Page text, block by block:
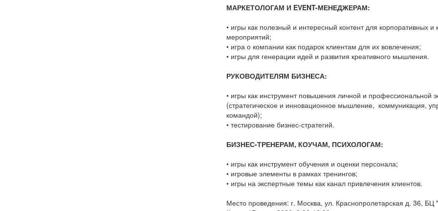
МАРКЕТОЛОГАМ И EVENT-МЕНЕДЖЕРАМ:
• игры как полезный и интересный контент для корпоративных и
мероприятий;
• игра о компании как подарок клиентам для их вовлечения;
• игры для генерации идей и развития креативного мышления.
РУКОВОДИТЕЛЯМ БИЗНЕСА:
• игры как инструмент повышения личной и профессиональной
(стратегическое и инновационное мышление, коммуникация,
командой);
• тестирование бизнес-стратегий.
БИЗНЕС-ТРЕНЕРАМ, КОУЧАМ, ПСИХОЛОГАМ:
• игры как инструмент обучения и оценки персонала;
• игровые элементы в рамках тренингов;
• игры на экспертные темы как канал привлечения клиентов.
Место проведения: г. Москва, ул. Краснопролетарская д. 36, БЦ